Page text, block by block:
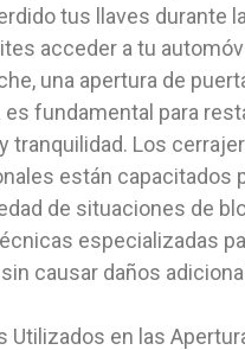
tus llaves durante
acceder a tu
una apertura de
fundamental para
tranquilidad. Los
están capacitados
de situaciones de
especializadas
causar daños
Utilizados en las